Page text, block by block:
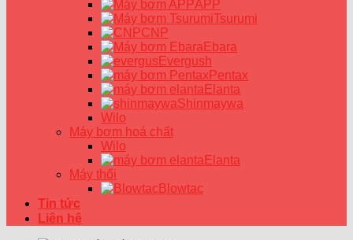
APP
Tsurumi
CNP
Ebara
Evergush
Pentax
Elanta
Shinmaywa
Wilo
Máy bơm hoá chất
Wilo
Elanta
Máy thổi
Blowtac
Tin tức
Liên hệ